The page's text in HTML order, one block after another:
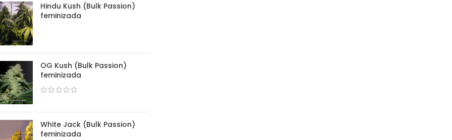
Hindu Kush (Bulk Passion)
feminizada
OG Kush (Bulk Passion)
feminizada
White Jack (Bulk Passion)
feminizada